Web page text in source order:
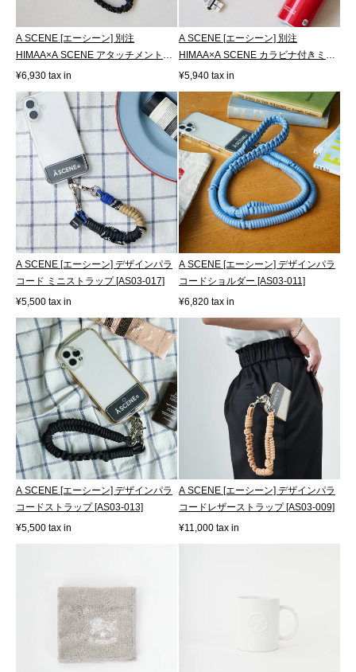
A SCENE [エーシーン] 別注
HIMAA×A SCENE アタッチメント付
き パラコード...
¥6,930 tax in
A SCENE [エーシーン] 別注
HIMAA×A SCENE カラビナ付きミニ
ポーチ [HM04-...
¥5,940 tax in
A SCENE [エーシーン] デザインパラ
コード ミニストラップ [AS03-017]
¥5,500 tax in
A SCENE [エーシーン] デザインパラ
コードショルダー [AS03-011]
¥6,820 tax in
A SCENE [エーシーン] デザインパラ
コードストラップ [AS03-013]
¥5,500 tax in
A SCENE [エーシーン] デザインパラ
コードレザーストラップ [AS03-009]
¥11,000 tax in